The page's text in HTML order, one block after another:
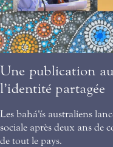
Une publication
l’identité partagée
Les bahá'ís australiens
sociale après deux ans de
de tout le pays.